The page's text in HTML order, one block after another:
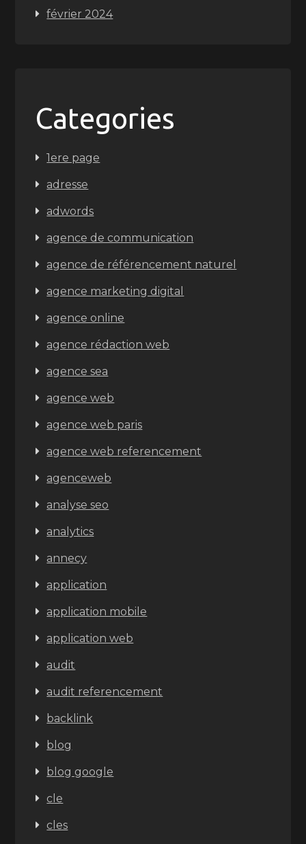
février 2024
Categories
1ere page
adresse
adwords
agence de communication
agence de référencement naturel
agence marketing digital
agence online
agence rédaction web
agence sea
agence web
agence web paris
agence web referencement
agenceweb
analyse seo
analytics
annecy
application
application mobile
application web
audit
audit referencement
backlink
blog
blog google
cle
cles